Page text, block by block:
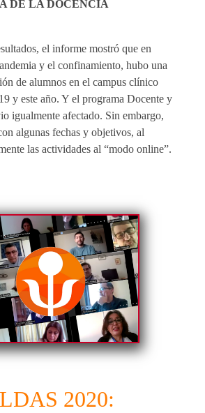
DE LA DOCENCIA
el informe mostró que en
y el confinamiento, hubo una
de alumnos en el campus clínico
y este año. Y el programa Docente y
igualmente afectado. Sin embargo,
algunas fechas y objetivos, al
las actividades al “modo online”.
2020: